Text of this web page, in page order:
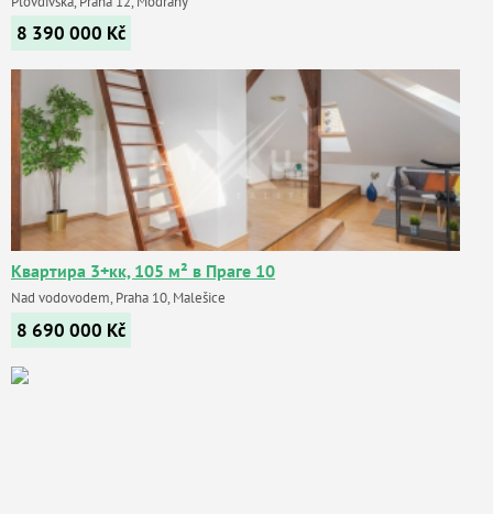
8 390 000 Kč
Квартира 3+кк, 105 м² в Праге 10
Nad vodovodem, Praha 10, Malešice
8 690 000 Kč